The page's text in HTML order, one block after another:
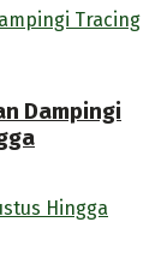
Dampingi